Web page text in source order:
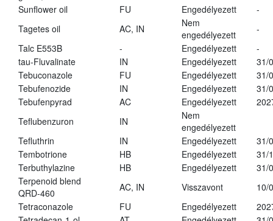
Sunflower oil FU Engedélyezett
-
Tagetes oil
AC, IN
Nem
engedélyezett
-
Talc E553B
- Engedélyezett
-
tau-Fluvalinate
IN Engedélyezett
31/
Tebuconazole
FU Engedélyezett
31/
Tebufenozide
IN Engedélyezett
31/
Tebufenpyrad
AC Engedélyezett
Teflubenzuron
IN
Nem
engedélyezett
Tefluthrin
IN Engedélyezett
31/
Tembotrione
HB Engedélyezett
31/
Terbuthylazine
HB Engedélyezett
31/
Terpenoid blend
QRD-460
AC, IN Visszavont
10/
Tetraconazole
FU Engedélyezett